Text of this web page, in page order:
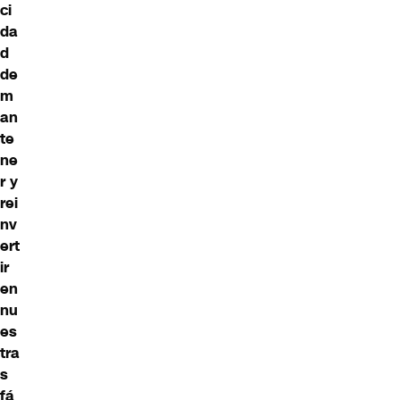
ci
da
d
de
m
an
te
ne
r y
rei
nv
ert
ir
en
nu
es
tra
s
fá